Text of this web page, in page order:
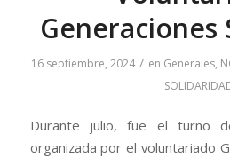
Generaciones
16 septiembre, 2024 / en Generales,
Durante julio, fue el turno
organizada por el voluntariado